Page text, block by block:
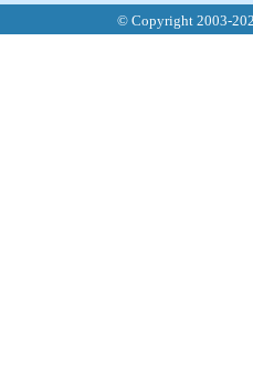
© Copyright 2003-